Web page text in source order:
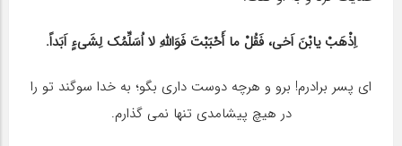
اِذْهَبْ یابْنَ اَخی، فَقُلْ ما أَحْبَبْتَ فَوَاللهِ لا اُسَلِّمُک لِشَیءٍ اَبَداً.
ای پسر برادرم! برو و هرچه دوست داری بگو؛ به خدا سوگند تو را
در هیچ پیشامدی تنها نمی گذارم.